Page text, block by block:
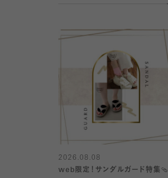
2026.08.08
web限定！サンダルガード特集🩴